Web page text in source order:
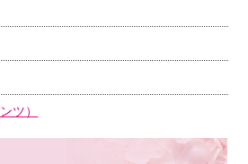
ツ）